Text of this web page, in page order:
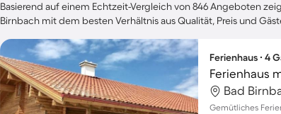
Basierend auf einem Echtzeit-Vergleich von 846 Angeboten
Birnbach mit dem besten Verhältnis aus Qualität, Preis und
Ferienhaus ∙ 4
Ferienhaus
Bad
Gemütliches